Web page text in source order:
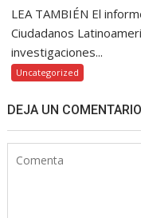
LEA TAMBIÉN El
Ciudadanos
investigaciones...
Uncategorized
DEJA UN COMENTARIO